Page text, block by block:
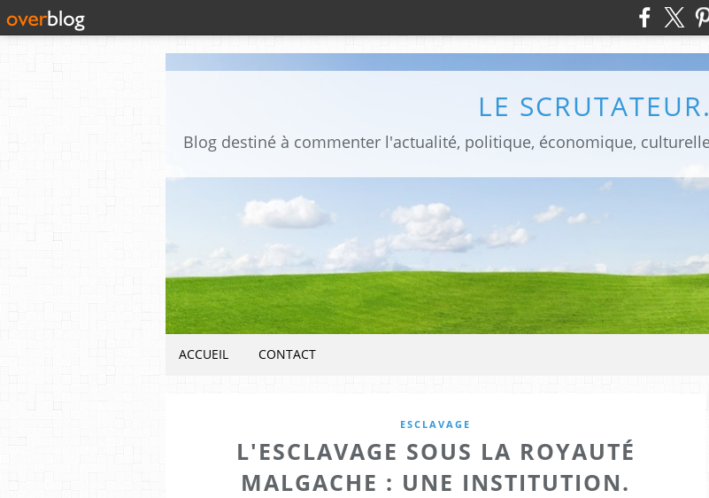
LE SCRUTATEUR.
ACCUEIL CONTACT
ESCLAVAGE
L'ESCLAVAGE SOUS LA ROYAUTÉ
MALGACHE : UNE INSTITUTION.